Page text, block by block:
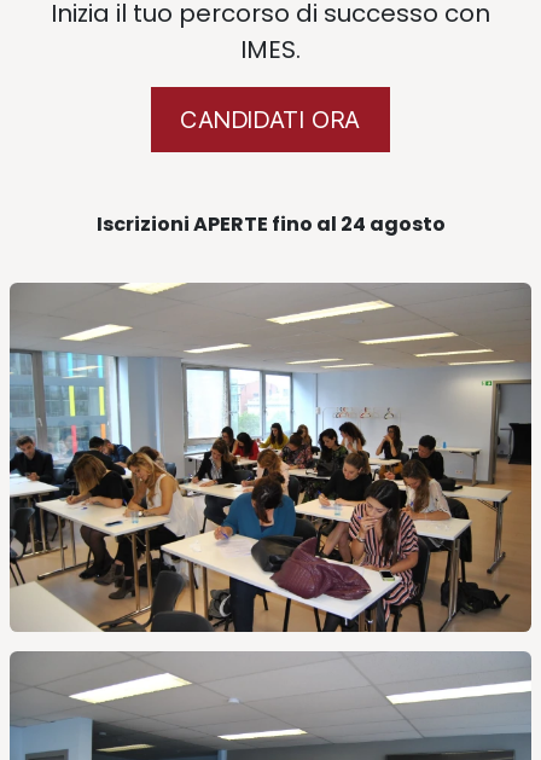
Inizia il tuo percorso di successo con
IMES.
CANDIDATI ORA
Iscrizioni APERTE fino al 24 agosto